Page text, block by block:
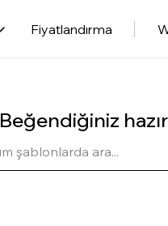
Fiyatlandırma
Beğendiğiniz